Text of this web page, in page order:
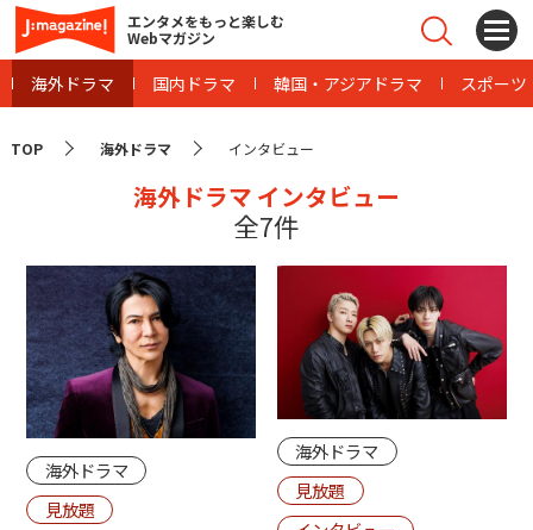
エンタメをもっと楽しむ
Webマガジン
海外ドラマ 国内ドラマ 韓国・アジアドラマ スポーツ
TOP 海外ドラマ インタビュー
海外ドラマ インタビュー
全7件
海外ドラマ
見放題
海外ドラマ
見放題